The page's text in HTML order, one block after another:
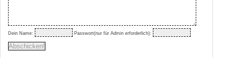
Dein Name: Passwort(nur für Admin erforderlich):